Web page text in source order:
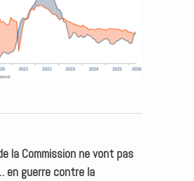
la Commission ne vont pas
en guerre contre la